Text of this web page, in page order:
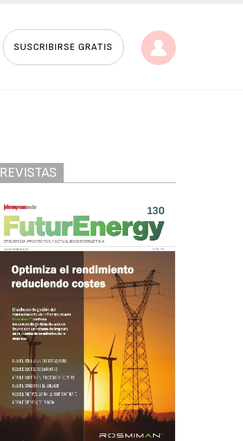
SUSCRIBIRSE GRATIS
REVISTAS